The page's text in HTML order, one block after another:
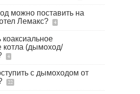
можно поставить на
Лемакс?
4
коаксиальное
котла (дымоход/
4
с дымоходом от
22